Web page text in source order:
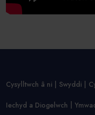
Cysylltwch â ni Swyddi
Iechyd a Diogelwch